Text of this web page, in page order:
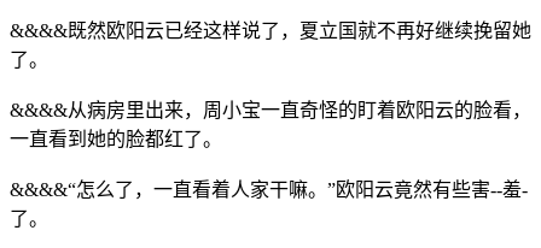
&&&&既然欧阳云已经这样说了，夏立国就不再好继续挽留她
了。
&&&&从病房里出来，周小宝一直奇怪的盯着欧阳云的脸看，
一直看到她的脸都红了。
&&&&“怎么了，一直看着人家干嘛。”欧阳云竟然有些害--羞-
了。